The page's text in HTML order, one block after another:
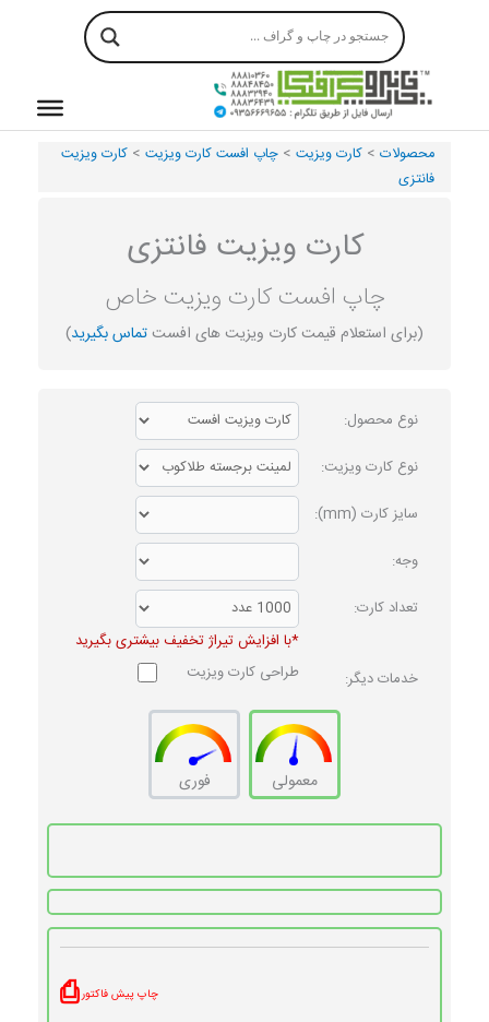
محصولات > کارت ویزیت > چاپ افست کارت ویزیت > کارت ویزیت
فانتزی
کارت ویزیت فانتزی
چاپ افست کارت ویزیت خاص
(برای استعلام قیمت کارت ویزیت های افستتماس بگیرید)
نوع محصول:
نوع کارت ویزیت:
سایز کارت (mm):
وجه:
تعداد کارت:
*با افزایش تیراژ تخفیف بیشتری بگیرید
خدمات دیگر:
طراحی کارت ویزیت
معمولی فوری
چاپ پیش فاکتور⎙